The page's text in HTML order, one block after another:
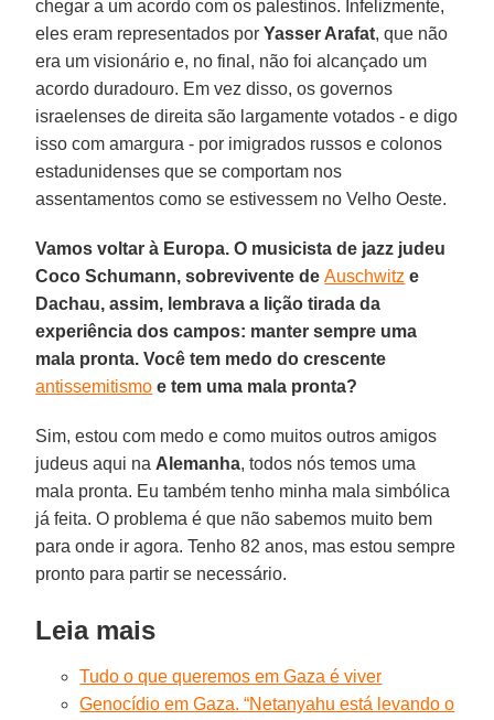
chegar a um acordo com os palestinos. Infelizmente,
eles eram representados porYasser Arafat, que não
era um visionário e, no final, não foi alcançado um
acordo duradouro. Em vez disso, os governos
israelenses de direita são largamente votados - e digo
isso com amargura - por imigrados russos e colonos
estadunidenses que se comportam nos
assentamentos como se estivessem no Velho Oeste.
Vamos voltar à Europa. O musicista de jazz judeu
Coco Schumann, sobrevivente deAuschwitz e
Dachau, assim, lembrava a lição tirada da
experiência dos campos: manter sempre uma
mala pronta. Você tem medo do crescente
antissemitismo e tem uma mala pronta?
Sim, estou com medo e como muitos outros amigos
judeus aqui na Alemanha, todos nós temos uma
mala pronta. Eu também tenho minha mala simbólica
já feita. O problema é que não sabemos muito bem
para onde ir agora. Tenho 82 anos, mas estou sempre
pronto para partir se necessário.
Leia mais
Tudo o que queremos em Gaza é viver
Genocídio em Gaza. “Netanyahu está levando o